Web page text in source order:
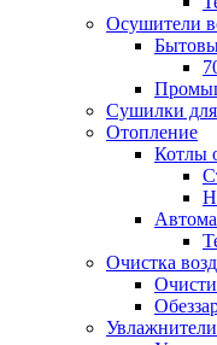
Осушители
Сушилки
Отопление
Котлы
Очистка
Увлажнители